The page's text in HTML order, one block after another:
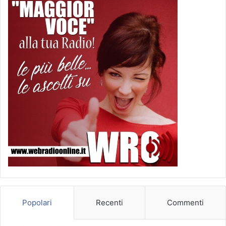
registrazione solida con alcuni buoni modelli entry-level.
Quelli che suggerisco:
Audio Technica AT4033ASM (circa 300euro)
Rode Procaster Broadcast Dynamic Vocal Microphone
(circa 200euro)
Audio Technica ATR2100-USB USB/XLR (90euro inc.
Knox Pop Filter and Microphone)
Costo circa 90Euro
4. Braccio Microfono e filtro ‘Knox Pop’
Chiamato anche “Boom Scissor arm”. Questo è necessario
per tenere il microfono sulla scrivania e rendere più facile
Popolari Recenti Commenti